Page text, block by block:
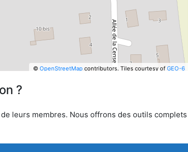
© OpenStreetMapcontributors. Tiles courtesy of GEO-6
?
leurs membres. Nous offrons des outils